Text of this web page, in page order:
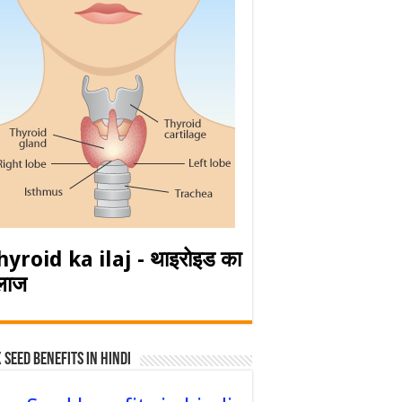
ka ilaj - थाइरोइड का
Seed Benefits in hindi